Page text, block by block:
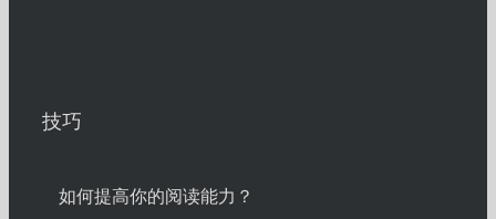
技巧
如何提高你的阅读能力？